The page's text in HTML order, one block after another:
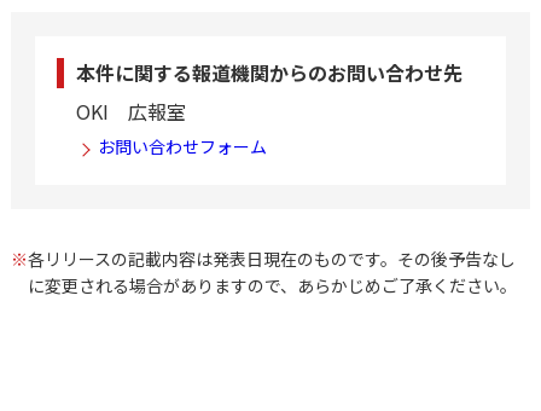
本件に関する報道機関からのお問い合わせ先
OKI 広報室
お問い合わせフォーム
※各リリースの記載内容は発表日現在のものです。その後予告なし
に変更される場合がありますので、あらかじめご了承ください。